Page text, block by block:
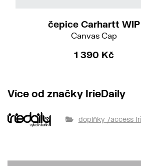
čepice Carhartt WIP
Canvas Cap
1 390 Kč
Více od značky IrieDaily
doplňky /access